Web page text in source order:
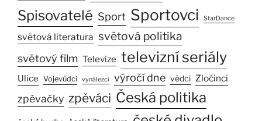
Spisovatelé Sport Sportovci StarDance
světová literatura světová politika
světový film Televize televizní seriály
Ulice Vojevůdci vynálezci výročí dne vědci Zločinci
zpěvačky zpěváci Česká politika